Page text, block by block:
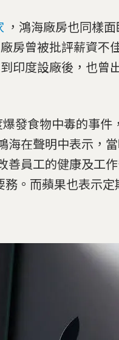
，鴻海廠房也同樣
房曾被批評薪資不
印度設廠後，也曾
發食物中毒的事件
海在聲明中表示，
善員工的健康及工
。而蘋果也表示定